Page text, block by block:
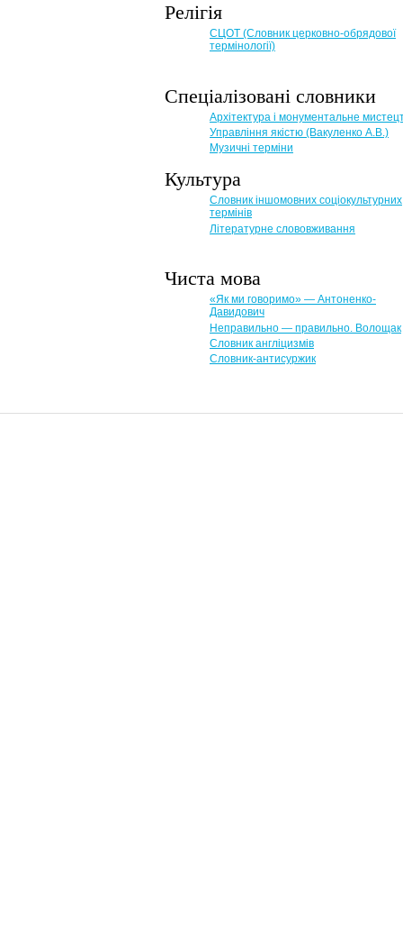
Релігія
СЦОТ (Словник церковно-обрядової
термінології)
Спеціалізовані словники
Архітектура і монументальне
Управління якістю (Вакуленко А.В.)
Музичні терміни
Культура
Словник іншомовних соціокультурних
термінів
Літературне слововживання
Чиста мова
«Як ми говоримо» — Антоненко-
Давидович
Неправильно — правильно. Волощак
Словник англіцизмів
Словник-антисуржик